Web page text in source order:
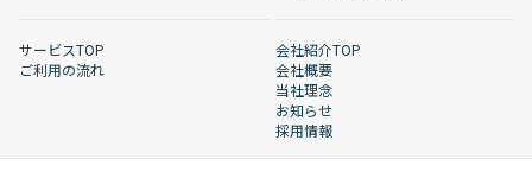
サービスTOP
ご利用の流れ
会社紹介TOP
会社概要
当社理念
お知らせ
採用情報